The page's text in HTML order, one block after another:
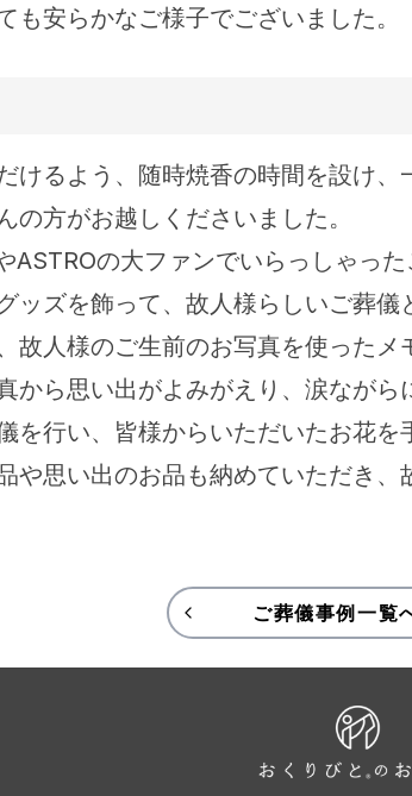
も安らかなご様子でございました。
けるよう、随時焼香の時間を設け
の方がお越しくださいました。
ASTROの大ファンでいらっしゃっ
ッズを飾って、故人様らしいご葬儀
故人様のご生前のお写真を使った
から思い出がよみがえり、涙ながら
を行い、皆様からいただいたお花
や思い出のお品も納めていただき
ご葬儀事例一覧